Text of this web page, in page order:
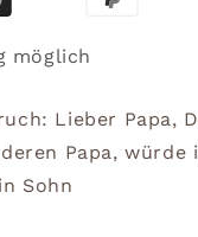
möglich
Lieber Papa,
Papa, würde
Sohn